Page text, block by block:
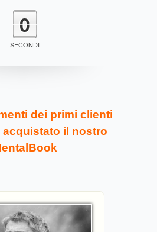
0
SECONDI
dei primi clienti
acquistato il nostro